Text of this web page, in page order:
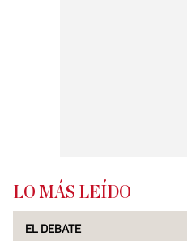
LO MÁS LEÍDO
EL DEBATE